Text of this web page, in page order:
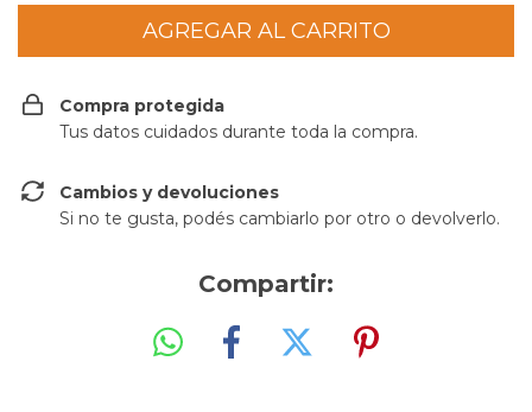
Compra protegida
Tus datos cuidados durante toda la compra.
Cambios y devoluciones
Si no te gusta, podés cambiarlo por otro o devolverlo.
Compartir: